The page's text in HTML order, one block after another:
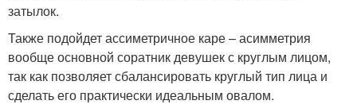
затылок.
Также подойдет ассиметричное каре – асимметрия
вообще основной соратник девушек с круглым лицом,
так как позволяет сбалансировать круглый тип лица и
сделать его практически идеальным овалом.